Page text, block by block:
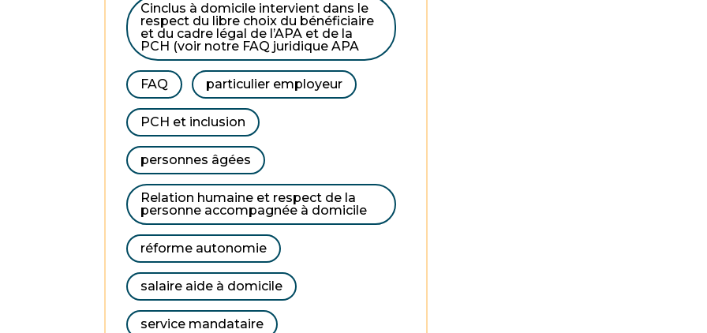
Cinclus à domicile intervient dans le
respect du libre choix du bénéficiaire
et du cadre légal de l’APA et de la
PCH (voir notre FAQ juridique APA
FAQ particulier employeur
PCH et inclusion
personnes âgées
Relation humaine et respect de la
personne accompagnée à domicile
réforme autonomie
salaire aide à domicile
service mandataire